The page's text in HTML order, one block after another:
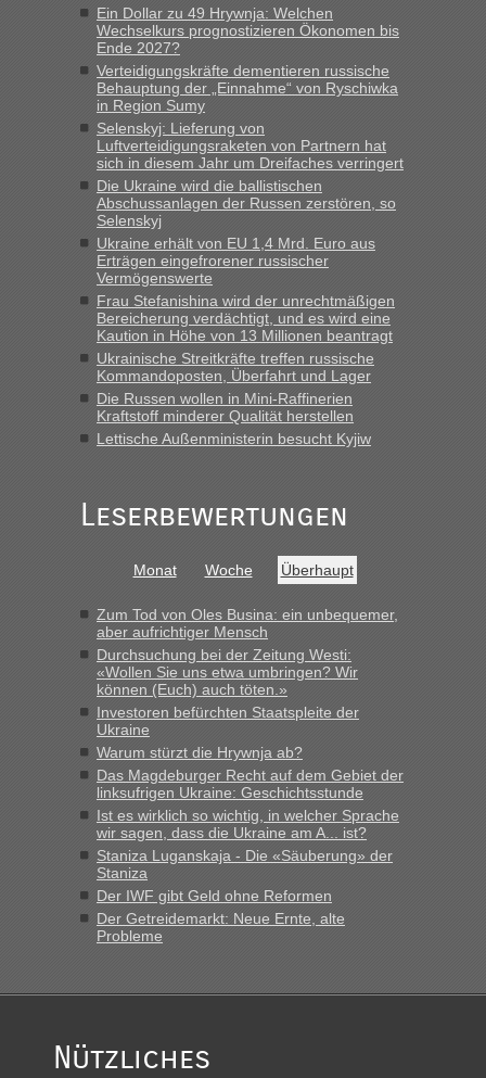
„Bin am Montag 15.6.26 um 8 Uhr in Urgyniw ausgereist,
das erste Mal an einem Montagmorgen ca. 15 Fahrzeuge
vor mir, bin sonst der Erste oder Zweite, egal, nach ca 20
Minuten wurde dann die nächste Welle...“
Berichte und Reisetipps • Re: An welchem
Grenzübergang zwischen Polen und der Ukraine geht es am
schnellsten?
„Derzeit, ist es überall sehr voll an den Grenzen Ukraine/
Polen. Zb. Krakovets 100 PKW ca. 10 h Wartezeit. Wollen
Montag rüber, versuchen es sehr früh.“
Ein Dollar zu 49 Hrywnja: Welchen
Wechselkurs prognostizieren Ökonomen bis
Ende 2027?
Verteidigungskräfte dementieren russische
Behauptung der „Einnahme“ von Ryschiwka
in Region Sumy
Selenskyj: Lieferung von
Luftverteidigungsraketen von Partnern hat
sich in diesem Jahr um Dreifaches verringert
Die Ukraine wird die ballistischen
Abschussanlagen der Russen zerstören, so
Selenskyj
Ukraine erhält von EU 1,4 Mrd. Euro aus
Erträgen eingefrorener russischer
Vermögenswerte
Frau Stefanishina wird der unrechtmäßigen
Bereicherung verdächtigt, und es wird eine
Kaution in Höhe von 13 Millionen beantragt
Ukrainische Streitkräfte treffen russische
Kommandoposten, Überfahrt und Lager
Die Russen wollen in Mini-Raffinerien
Kraftstoff minderer Qualität herstellen
Lettische Außenministerin besucht Kyjiw
Leserbewertungen
Monat Woche Überhaupt
Zum Tod von Oles Busina: ein unbequemer,
aber aufrichtiger Mensch
Durchsuchung bei der Zeitung Westi:
«Wollen Sie uns etwa umbringen? Wir
können (Euch) auch töten.»
Investoren befürchten Staatspleite der
Ukraine
Warum stürzt die Hrywnja ab?
Das Magdeburger Recht auf dem Gebiet der
linksufrigen Ukraine: Geschichtsstunde
Ist es wirklich so wichtig, in welcher Sprache
wir sagen, dass die Ukraine am A... ist?
Staniza Luganskaja - Die «Säuberung» der
Staniza
Der IWF gibt Geld ohne Reformen
Der Getreidemarkt: Neue Ernte, alte
Probleme
Nützliches